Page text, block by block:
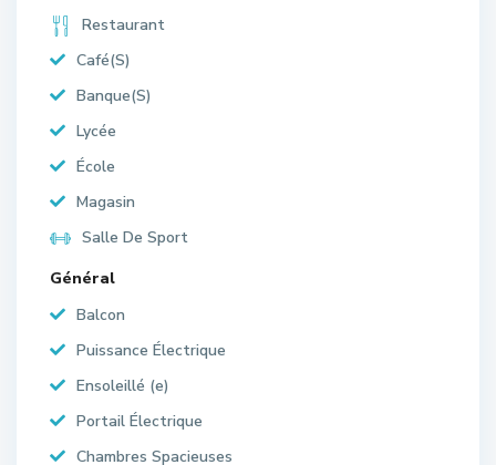
Restaurant
Café(S)
Banque(S)
Lycée
École
Magasin
Salle De Sport
Général
Balcon
Puissance Électrique
Ensoleillé (e)
Portail Électrique
Chambres Spacieuses